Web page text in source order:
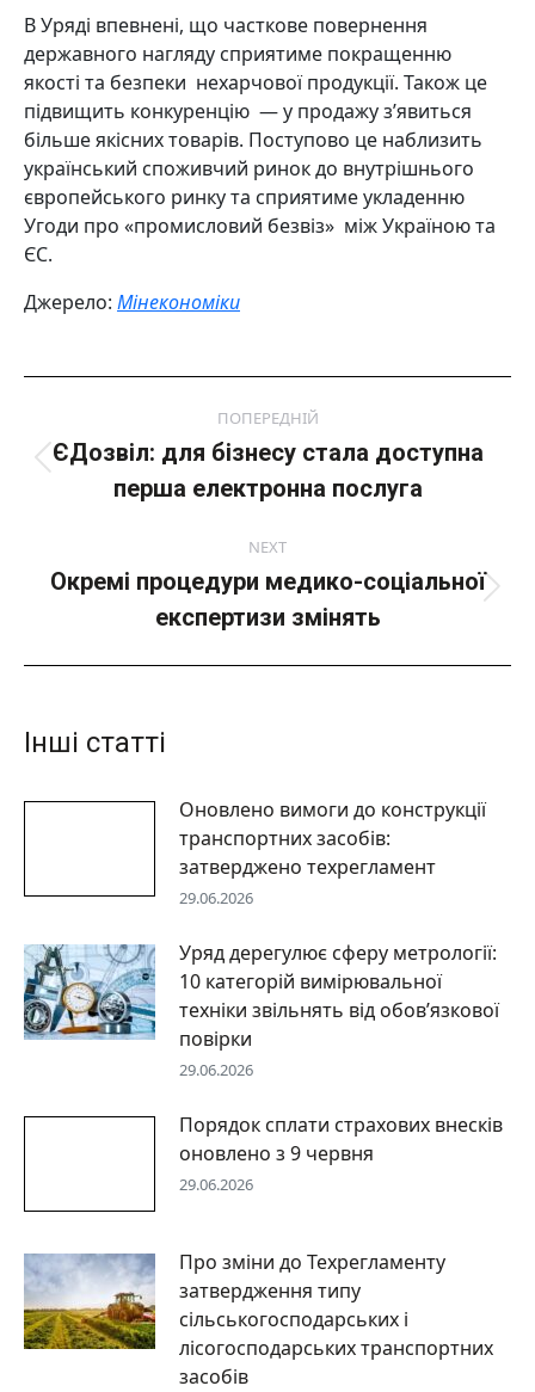
В Уряді впевнені, що часткове повернення
державного нагляду сприятиме покращенню
якості та безпеки нехарчової продукції. Також це
підвищить конкуренцію — у продажу з’явиться
більше якісних товарів. Поступово це наблизить
український споживчий ринок до внутрішнього
європейського ринку та сприятиме укладенню
Угоди про «промисловий безвіз» між Україною та
ЄС.
Джерело: Мінекономіки
ПОПЕРЕДНІЙ
Попередній
пост:
ЄДозвіл: для бізнесу стала доступна
перша електронна послуга
NEXT
Next
post:
Окремі процедури медико-соціальної
експертизи змінять
Інші статті
Оновлено вимоги до конструкції
транспортних засобів:
затверджено техрегламент
29.06.2026
Уряд дерегулює сферу метрології:
10 категорій вимірювальної
техніки звільнять від обов’язкової
повірки
29.06.2026
Порядок сплати страхових внесків
оновлено з 9 червня
29.06.2026
Про зміни до Техрегламенту
затвердження типу
сільськогосподарських і
лісогосподарських транспортних
засобів